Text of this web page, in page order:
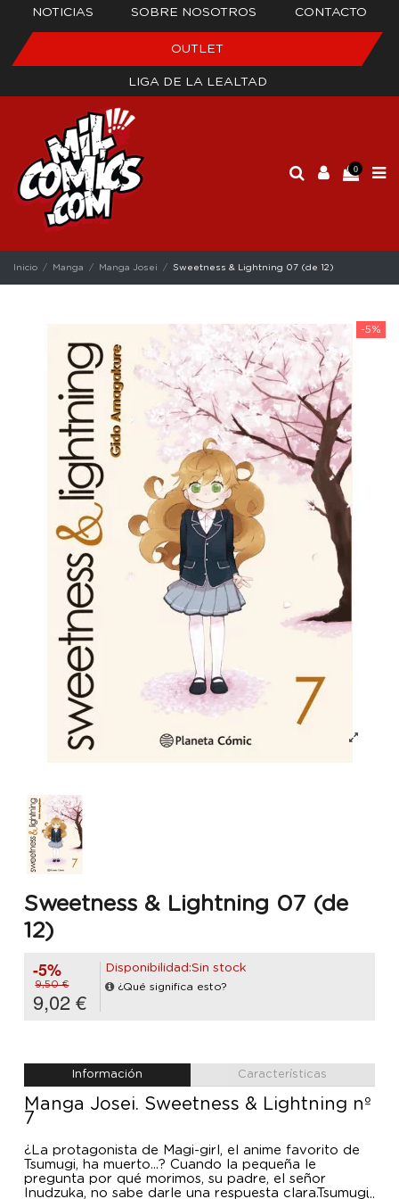
NOTICIAS SOBRE NOSOTROS CONTACTO
OUTLET
LIGA DE LA LEALTAD
0
Inicio Manga Manga Josei Sweetness & Lightning 07 (de 12)
-5%
Sweetness & Lightning 07 (de
12)
-5%
9,50 €
9,02 €
Disponibilidad:Sin stock
¿Qué significa esto?
Información Características
Manga Josei. Sweetness & Lightning nº
7
¿La protagonista de Magi-girl, el anime favorito de
Tsumugi, ha muerto...? Cuando la pequeña le
pregunta por qué morimos, su padre, el señor
Inudzuka, no sabe darle una respuesta clara.Tsumugi